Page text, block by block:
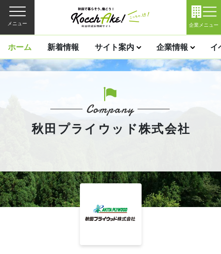
メニュー 企業メニュー
ホーム 新着情報 サイト案内 企業情報 イ
秋田プライウッド株式会社